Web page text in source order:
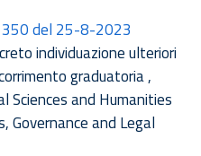
del 25-8-2023
individuazione ulteriori
graduatoria ,
Sciences and Humanities
and Legal